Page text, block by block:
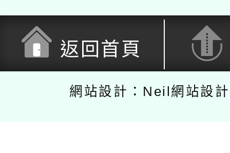
返回首頁
網站設計：Neil網站設